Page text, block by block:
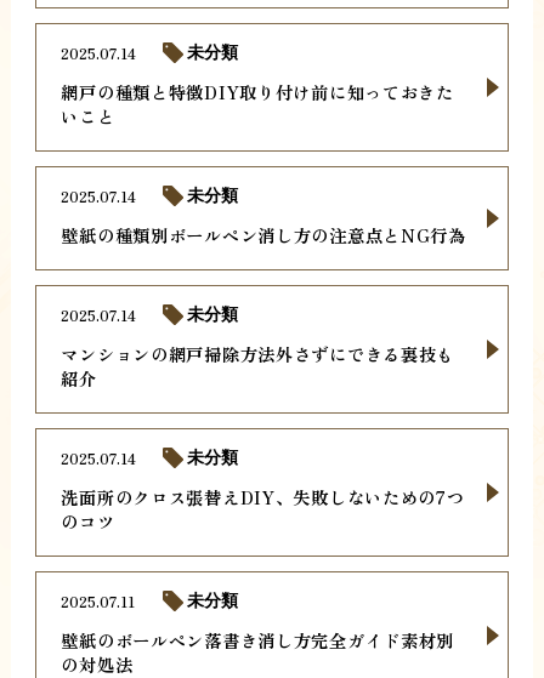
網戸の種類と特徴DIY取り付け前に知っておきた
いこと
2025.07.14 未分類
壁紙の種類別ボールペン消し方の注意点とNG行為
2025.07.14 未分類
マンションの網戸掃除方法外さずにできる裏技も
紹介
2025.07.14 未分類
洗面所のクロス張替えDIY、失敗しないための7つ
のコツ
2025.07.14 未分類
壁紙のボールペン落書き消し方完全ガイド素材別
の対処法
2025.07.11 未分類